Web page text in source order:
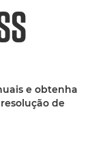
e obtenha
de